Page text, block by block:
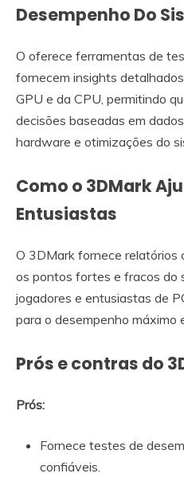
Desempenho Do
O oferece ferramentas de
fornecem insights
GPU e da CPU, permitindo
decisões baseadas em
hardware e otimizações do
Como o 3DMark
Entusiastas
O 3DMark fornece relatórios
os pontos fortes e fracos do
jogadores e entusiastas de
para o desempenho máximo
Prós e contras do
Prós:
Fornece testes de
confiáveis.